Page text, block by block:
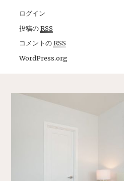
ログイン
投稿のRSS
コメントのRSS
WordPress.org